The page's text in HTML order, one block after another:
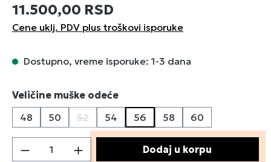
11.500,00 RSD
Cene uklj. PDV plus troškovi isporuke
Dostupno, vreme isporuke: 1-3 dana
Izaberi
Veličine muške odeće
48
50 52
(Ova opcija trenutno nije dostupna.)
54 56 58 60
Količina proizvoda: Unesite željenu
Dodaj u korpu